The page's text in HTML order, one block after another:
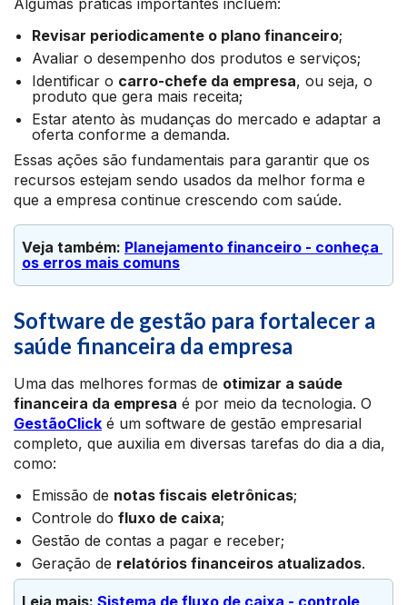
Algumas práticas importantes incluem:
Revisar periodicamente o plano financeiro;
Avaliar o desempenho dos produtos e serviços;
Identificar o carro-chefe da empresa, ou seja, o
produto que gera mais receita;
Estar atento às mudanças do mercado e adaptar a
oferta conforme a demanda.
Essas ações são fundamentais para garantir que os
recursos estejam sendo usados da melhor forma e
que a empresa continue crescendo com saúde.
Veja também: Planejamento financeiro - conheça
os erros mais comuns
Software de gestão para fortalecer a
saúde financeira da empresa
Uma das melhores formas de otimizar a saúde
financeira da empresa é por meio da tecnologia. O
GestãoClick é um software de gestão empresarial
completo, que auxilia em diversas tarefas do dia a dia,
como:
Emissão de notas fiscais eletrônicas;
Controle do fluxo de caixa;
Gestão de contas a pagar e receber;
Geração de relatórios financeiros atualizados.
Leia mais: Sistema de fluxo de caixa - controle